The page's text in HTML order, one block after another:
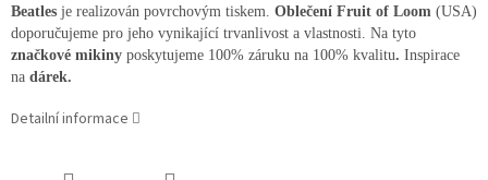
Beatles je realizován povrchovým tiskem. Oblečení Fruit of Loom (USA)
doporučujeme pro jeho vynikající trvanlivost a vlastnosti. Na tyto
značkové mikiny poskytujeme 100% záruku na 100% kvalitu. Inspirace
na dárek.
Detailní informace